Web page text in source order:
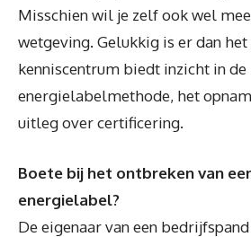
Misschien wil je zelf ook wel
wetgeving. Gelukkig is er dan het
kenniscentrum biedt inzicht in de
energielabelmethode, het
uitleg over certificering.
Boete bij het ontbreken van
energielabel?
De eigenaar van een